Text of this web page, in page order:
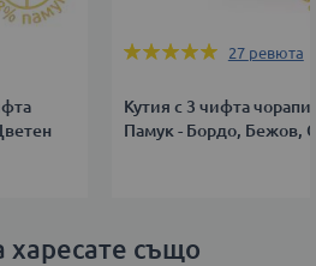
Оценка:
27 ревюта
Кутия с 3 чифта чорапи
Памук - Бордо, Бежов,
също